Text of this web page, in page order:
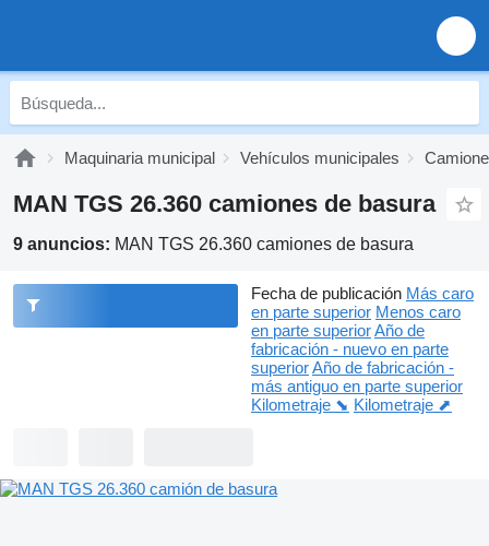
Maquinaria municipal Vehículos municipales
MAN TGS 26.360 camiones de basura
9 anuncios: MAN TGS 26.360 camiones de basura
Fecha de publicación Más caro
en parte superior Menos caro
en parte superiorAño de
fabricación - nuevo en parte
superiorAño de fabricación -
más antiguo en parte superior
Kilometraje ⬊ Kilometraje ⬈